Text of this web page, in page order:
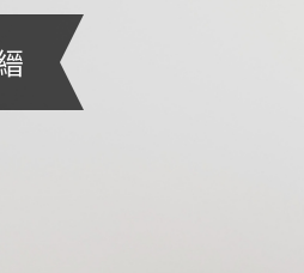
際書展
伯里訪臺
錄》勇奪國際布克獎
書店：中山商圈】
到臺灣
Festival 真的故事節
際書展